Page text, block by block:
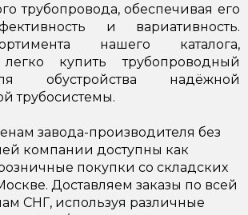
трубопровода, обеспечивая его
и вариативность.
нашего каталога,
купить трубопроводный
обустройства надёжной
трубосистемы.
завода-производителя без
компании доступны как
покупки со складских
Доставляем заказы по всей
СНГ, используя различные